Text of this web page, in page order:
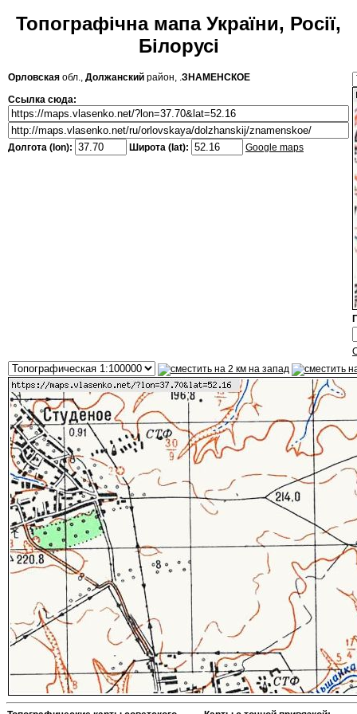
Топографічна мапа України, Росії,
Білорусі
Орловская обл., Должанский район, .ЗНАМЕНСКОЕ
Ссылка сюда:
Долгота (lon): Широта (lat): Google maps